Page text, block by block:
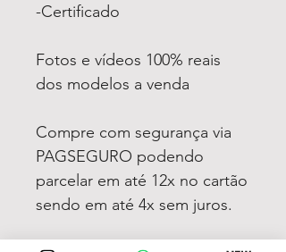
-Certificado
Fotos e vídeos 100% reais
dos modelos a venda
Compre com segurança via
PAGSEGURO podendo
parcelar em até 12x no cartão
sendo em até 4x sem juros.